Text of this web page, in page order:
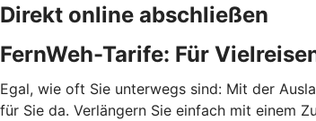
Direkt online abschließen
FernWeh-Tarife: Für
Egal, wie oft Sie unterwegs sind: Mit der
für Sie da. Verlängern Sie einfach mit einem